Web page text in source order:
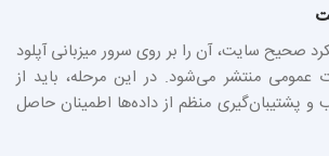
صحیح سایت، آن را بر روی سرور میزبانی آپلود
منتشر می‌شود. در این مرحله، باید از
و پشتیبان‌گیری منظم از داده‌ها اطمینان حاصل